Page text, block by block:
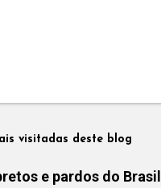
visitadas deste blog
e pardos do Brasil